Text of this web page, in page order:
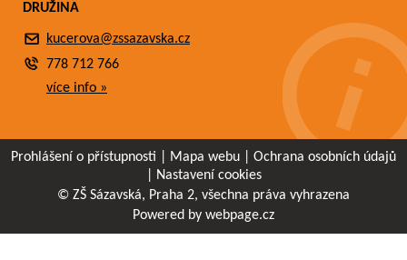
DRUŽINA
kucerova@zssazavska.cz
778 712 766
více info »
Prohlášení o přístupnosti Mapa webu
Ochrana osobních údajů
Nastavení cookies
© ZŠ Sázavská, Praha 2, všechna práva vyhrazena
Powered by webpage.cz